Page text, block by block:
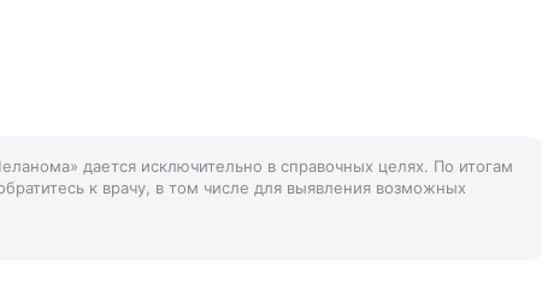
дается исключительно в справочных целях. По итогам
к врачу, в том числе для выявления возможных